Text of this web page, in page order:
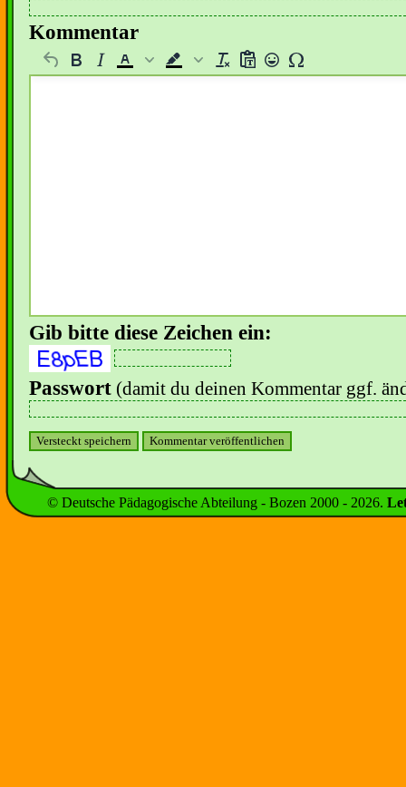
Kommentar
Gib bitte diese Zeichen ein:
Passwort (damit du deinen Kommentar ggf.
© Deutsche Pädagogische Abteilung - Bozen 2000 - 2026.